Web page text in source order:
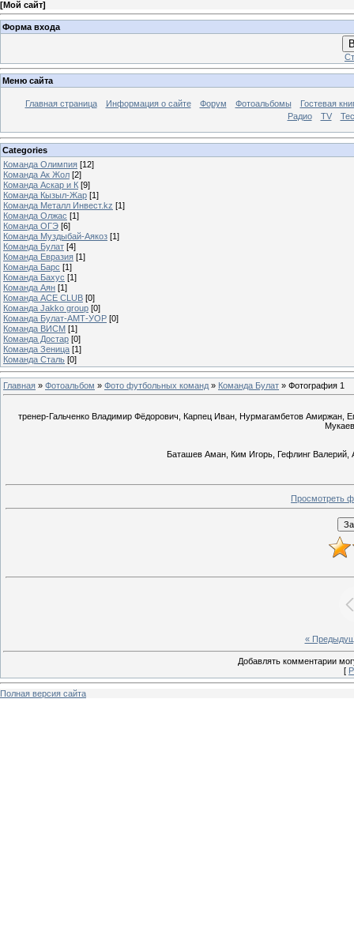
[Мой сайт]
Форма входа
Меню сайта
Главная страница Информация о сайте Форум Фотоальбомы
Гостевая
Радио
TV
Categories
Команда Олимпия [12]
Команда Ак Жол [2]
Команда Аскар и К [9]
Команда Кызыл-Жар [1]
Команда Металл Инвест.kz [1]
Команда Олжас [1]
Команда ОГЭ [6]
Команда Муздыбай-Аякоз [1]
Команда Булат [4]
Команда Евразия [1]
Команда Барс [1]
Команда Бахус [1]
Команда Аян [1]
Команда ACE CLUB [0]
Команда Jakko group [0]
Команда Булат-АМТ-УОР [0]
Команда ВИСМ [1]
Команда Достар [0]
Команда Зеница [1]
Команда Сталь [0]
Главная » Фотоальбом » Фото футбольных команд » Команда Булат » Фотография 1
тренер-Гальченко Владимир Фёдорович, Карпец Иван, Нурмагамбетов Амиржан,
Баташев Аман, Ким Игорь, Гефлинг Валерий,
Просмотреть
«
Добавлять комментарии
[
Полная версия сайта